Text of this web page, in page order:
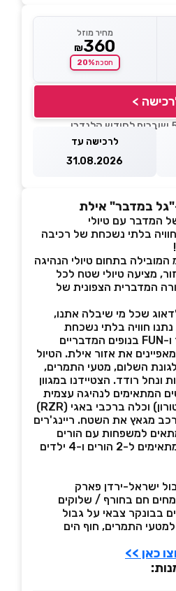
מחיר מוזל
₪360
חסכת20%
>
לרכישה עד
31.08.2026
המדבר עם טיולי
חוויה בלתי נשכחת של רכיבה
בתחום טיולי הנהיגה
מציעה טיולי שטח לכל
המדברית הצפונית של
שכל מי שיבלה אתנו,
חוויה בלתי נשכחת
המשלבת נהיגה, אתגר ו-FUN בנופים המדבריים
את אזור אילת. הטיול
השלום, מטעי התמרים,
ונחל רודד. הצטיידנו במגוון
המתאימים לנהיגה עצמית
החל מנהג בודד (טרקטורון) וכלה ברכבי באגי (RZR)
מגאץ את השטח. ריינג'רים
למשפחות עם הורים
וילדים) רכבים ל-6 שמתאימים ל-2 הורים ו-4 ילדים
ישראל-ירדן פארק
חם בחורף / שלוקים
בבונקר צבאי על גבול
התמרים, חוף הים
כאן >>